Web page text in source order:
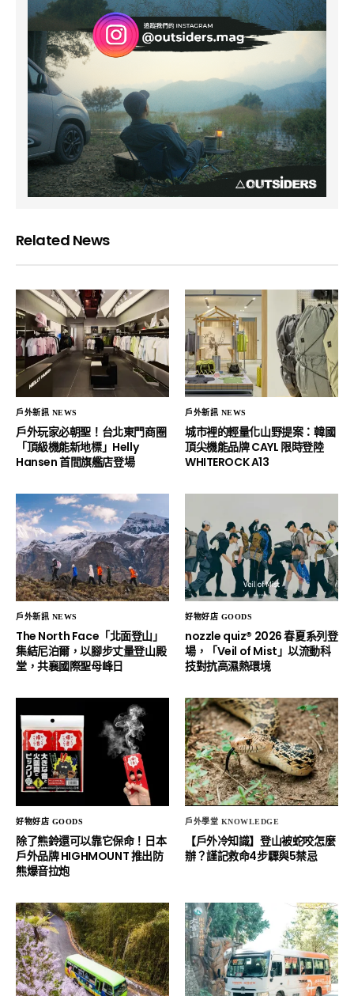
Related News
戶外新訊 NEWS
戶外玩家必朝聖！台北東門商圈
「頂級機能新地標」Helly
Hansen 首間旗艦店登場
戶外新訊 NEWS
城市裡的輕量化山野提案：韓國
頂尖機能品牌 CAYL 限時登陸
WHITEROCK A13
戶外新訊 NEWS
The North Face「北面登山」
集結尼泊爾，以腳步丈量登山殿
堂，共襄國際聖母峰日
好物好店 GOODS
nozzle quiz® 2026 春夏系列登
場，「Veil of Mist」以流動科
技對抗高濕熱環境
好物好店 GOODS
除了熊鈴還可以靠它保命！日本
戶外品牌 HIGHMOUNT 推出防
熊爆音拉炮
戶外學堂 KNOWLEDGE
【戶外冷知識】登山被蛇咬怎麼
辦？謹記救命4步驟與5禁忌